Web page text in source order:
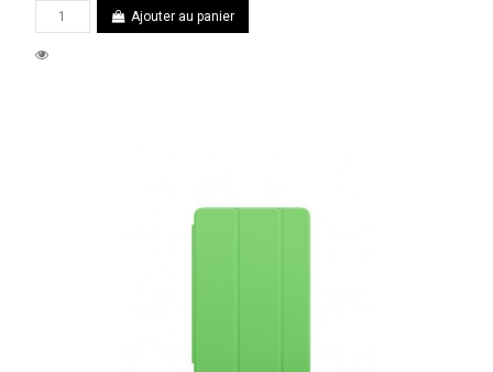
Ajouter au panier